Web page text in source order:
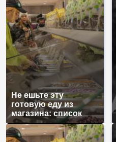
Не ешьте эту
готовую еду из
магазина: список